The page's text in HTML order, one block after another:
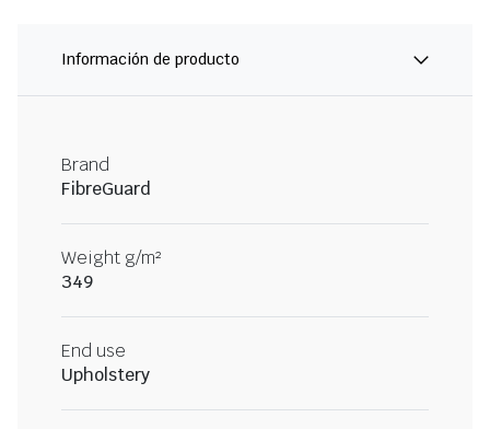
Información de producto
Brand
FibreGuard
Weight g/m²
349
End use
Upholstery